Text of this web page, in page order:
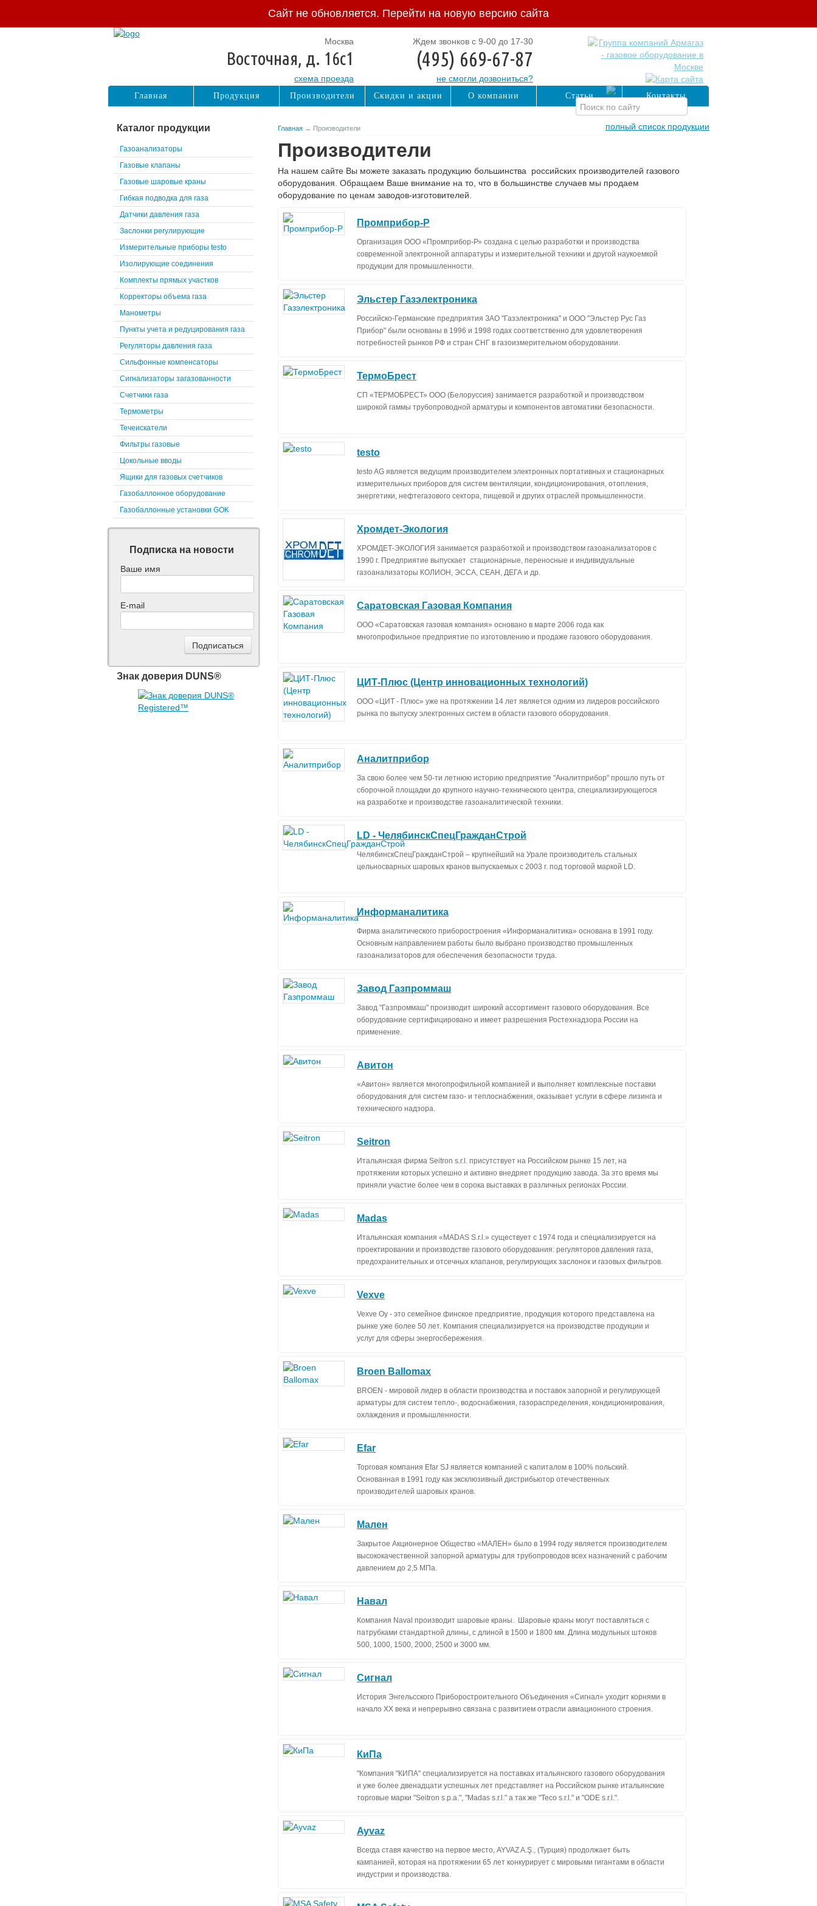
Сайт не обновляется. Перейти на новую версию сайта
Главная → Производители
Производители
На нашем сайте Вы можете заказать продукцию большинства российских производителей газового
оборудования. Обращаем Ваше внимание на то, что в большинстве случаев мы продаем
оборудование по ценам заводов-изготовителей.
Промприбор-Р
Организация ООО «Промприбор-Р» создана с целью разработки и производства
современной электронной аппаратуры и измерительной техники и другой наукоемкой
продукции для промышленности.
Эльстер Газэлектроника
Российско-Германские предприятия ЗАО "Газэлектроника" и ООО "Эльстер Рус Газ
Прибор" были основаны в 1996 и 1998 годах соответственно для удовлетворения
потребностей рынков РФ и стран СНГ в газоизмерительном оборудовании.
ТермоБрест
СП «ТЕРМОБРЕСТ» ООО (Белоруссия) занимается разработкой и производством
широкой гаммы трубопроводной арматуры и компонентов автоматики безопасности.
testo
testo AG является ведущим производителем электронных портативных и стационарных
измерительных приборов для систем вентиляции, кондиционирования, отопления,
энергетики, нефтегазового сектора, пищевой и других отраслей промышленности.
Хромдет-Экология
ХРОМДЕТ-ЭКОЛОГИЯ занимается разработкой и производством газоанализаторов с
1990 г. Предприятие выпускает стационарные, переносные и индивидуальные
газоанализаторы КОЛИОН, ЭССА, СЕАН, ДЕГА и др.
Саратовская Газовая Компания
ООО «Саратовская газовая компания» основано в марте 2006 года как
многопрофильное предприятие по изготовлению и продаже газового оборудования.
ЦИТ-Плюс (Центр инновационных технологий)
ООО «ЦИТ - Плюс» уже на протяжении 14 лет является одним из лидеров российского
рынка по выпуску электронных систем в области газового оборудования.
Аналитприбор
За свою более чем 50-ти летнюю историю предприятие "Аналитприбор" прошло путь от
сборочной площадки до крупного научно-технического центра, специализирующегося
на разработке и производстве газоаналитической техники.
LD - ЧелябинскСпецГражданСтрой
ЧелябинскСпецГражданСтрой – крупнейший на Урале производитель стальных
цельносварных шаровых кранов выпускаемых с 2003 г. под торговой маркой LD.
Информаналитика
Фирма аналитического приборостроения «Информаналитика» основана в 1991 году.
Основным направлением работы было выбрано производство промышленных
газоанализаторов для обеспечения безопасности труда.
Завод Газпроммаш
Завод "Газпроммаш" производит широкий ассортимент газового оборудования. Все
оборудование сертифицировано и имеет разрешения Ростехнадзора России на
применение.
Авитон
«Авитон» является многопрофильной компанией и выполняет комплексные поставки
оборудования для систем газо- и теплоснабжения, оказывает услуги в сфере лизинга и
технического надзора.
Seitron
Итальянская фирма Seitron s.r.l. присутствует на Российском рынке 15 лет, на
протяжении которых успешно и активно внедряет продукцию завода. За это время мы
приняли участие более чем в сорока выставках в различных регионах России.
Madas
Итальянская компания «MADAS S.r.l.» существует с 1974 года и специализируется на
проектировании и производстве газового оборудования: регуляторов давления газа,
предохранительных и отсечных клапанов, регулирующих заслонок и газовых фильтров.
Vexve
Vexve Oy - это семейное финское предприятие, продукция которого представлена на
рынке уже более 50 лет. Компания специализируется на производстве продукции и
услуг для сферы энергосбережения.
Broen Ballomax
BROEN - мировой лидер в области производства и поставок запорной и регулирующей
арматуры для систем тепло-, водоснабжения, газораспределения, кондиционирования,
охлаждения и промышленности.
Efar
Торговая компания Efar SJ является компанией с капиталом в 100% польский.
Основанная в 1991 году как эксклюзивный дистрибьютор отечественных
производителей шаровых кранов.
Мален
Закрытое Акционерное Общество «МАЛЕН» было в 1994 году является производителем
высококачественной запорной арматуры для трубопроводов всех назначений с рабочим
давлением до 2,5 МПа.
Навал
Компания Naval производит шаровые краны. Шаровые краны могут поставляться с
патрубками стандартной длины, с длиной в 1500 и 1800 мм. Длина модульных штоков
500, 1000, 1500, 2000, 2500 и 3000 мм.
Сигнал
История Энгельсского Приборостроительного Объединения «Сигнал» уходит корнями в
начало XX века и непрерывно связана с развитием отрасли авиационного строения.
КиПа
"Компания "КИПА" специализируется на поставках итальянского газового оборудования
и уже более двенадцати успешных лет представляет на Российском рынке итальянские
торговые марки "Seitron s.p.a.", "Madas s.r.l." а так же "Teco s.r.l." и "ODE s.r.l.".
Ayvaz
Всегда ставя качество на первое место, AYVAZ A.Ş., (Турция) продолжает быть
кампанией, которая на протяжении 65 лет конкурирует с мировыми гигантами в области
индустрии и производства.
Каталог продукции
Газоанализаторы
Газовые клапаны
Газовые шаровые краны
Гибкая подводка для газа
Датчики давления газа
Заслонки регулирующие
Измерительные приборы testo
Изолирующие соединения
Комплекты прямых участков
Корректоры объема газа
Манометры
Пункты учета и редуцирования газа
Регуляторы давления газа
Сильфонные компенсаторы
Сигнализаторы загазованности
Счетчики газа
Термометры
Течеискатели
Фильтры газовые
Цокольные вводы
Ящики для газовых счетчиков
Газобаллонное оборудование
Газобаллонные установки GOK
Подписка на новости
Ваше имя
E-mail
Знак доверия DUNS®
Москва
Восточная, д. 16с1
схема проезда
Ждем звонков с 9-00 до 17-30
(495) 669-67-87
не смогли дозвониться?
полный список продукции
Главная Продукция Производители Скидки и акции О компании Статьи Контакты